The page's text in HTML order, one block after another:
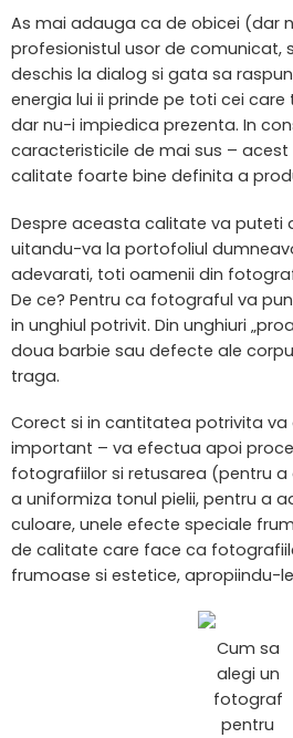
As mai adauga ca de obicei (dar
profesionistul usor de comunicat,
deschis la dialog si gata sa
energia lui ii prinde pe toti cei care
dar nu-i impiedica prezenta. In
caracteristicile de mai sus –
calitate foarte bine definita a
Despre aceasta calitate va puteti
uitandu-va la portofoliul
adevarati, toti oamenii din
De ce? Pentru ca fotograful va
in unghiul potrivit. Din unghiuri
doua barbie sau defecte ale
traga.
Corect si in cantitatea potrivita va
important – va efectua apoi
fotografiilor si retusarea (pentru
a uniformiza tonul pielii, pentru a
culoare, unele efecte speciale
de calitate care face ca
frumoase si estetice, apropiindu-
Cum sa
alegi un
fotograf
pentru